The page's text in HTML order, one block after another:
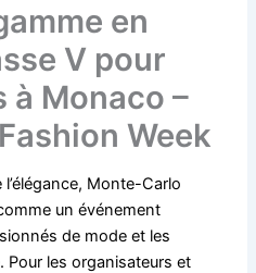
en
V pour
Monaco –
Week
Monte-Carlo
un événement
de mode et les
Pour les organisateurs et